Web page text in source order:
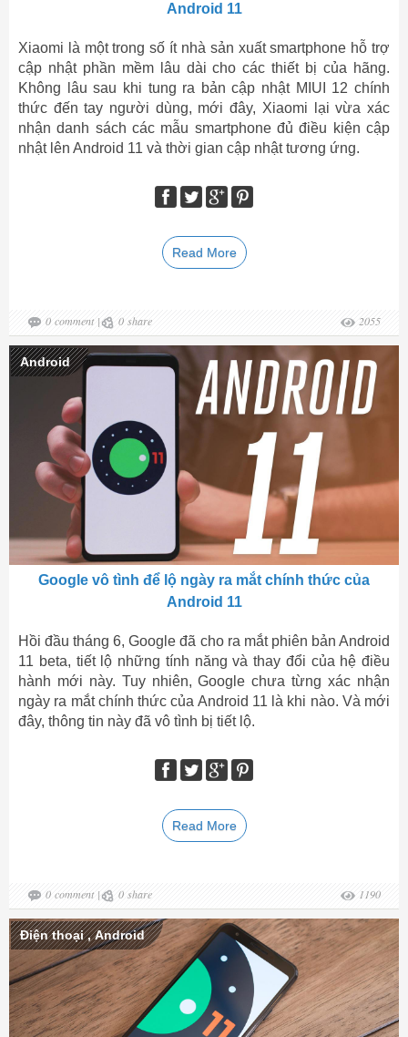
Android 11
Xiaomi là một trong số ít nhà sản xuất smartphone hỗ trợ
cập nhật phần mềm lâu dài cho các thiết bị của hãng.
Không lâu sau khi tung ra bản cập nhật MIUI 12 chính
thức đến tay người dùng, mới đây, Xiaomi lại vừa xác
nhận danh sách các mẫu smartphone đủ điều kiện cập
nhật lên Android 11 và thời gian cập nhật tương ứng.
Read More
0 comment | 0 share 2055
Android
Google vô tình để lộ ngày ra mắt chính thức của
Android 11
Hồi đầu tháng 6, Google đã cho ra mắt phiên bản Android
11 beta, tiết lộ những tính năng và thay đổi của hệ điều
hành mới này. Tuy nhiên, Google chưa từng xác nhận
ngày ra mắt chính thức của Android 11 là khi nào. Và mới
đây, thông tin này đã vô tình bị tiết lộ.
Read More
0 comment | 0 share 1190
Điện thoại ,Android